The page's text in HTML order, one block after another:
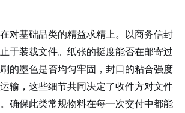
对基础品类的精益求精上。以商务信封
于装载文件。纸张的挺度能否在邮寄过
的墨色是否均匀牢固，封口的粘合强度
输，这些细节共同决定了收件方对文件
确保此类常规物料在每一次交付中都能